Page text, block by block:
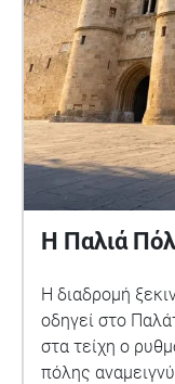
Η Παλιά
Η διαδρομή
οδηγεί στο
στα τείχη ο
πόλης